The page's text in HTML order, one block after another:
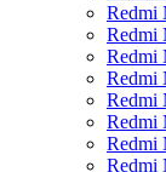
Redmi
Redmi
Redmi
Redmi
Redmi
Redmi
Redmi
Redmi